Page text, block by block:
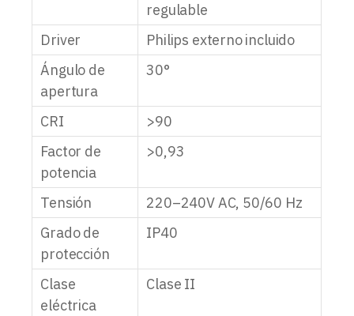
regulable
Driver
Philips externo incluido
Ángulo de
apertura
30°
CRI
>90
Factor de
potencia
>0,93
Tensión
220–240V AC, 50/60 Hz
Grado de
protección
IP40
Clase
eléctrica
Clase II